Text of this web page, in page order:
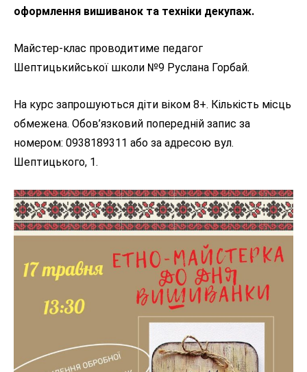
оформлення вишиванок та техніки декупаж.
Майстер-клас проводитиме педагог
Шептицькийської школи №9 Руслана Горбай.
На курс запрошуються діти віком 8+. Кількість місць
обмежена. Обов’язковий попередній запис за
номером: 0938189311 або за адресою вул.
Шептицького, 1.